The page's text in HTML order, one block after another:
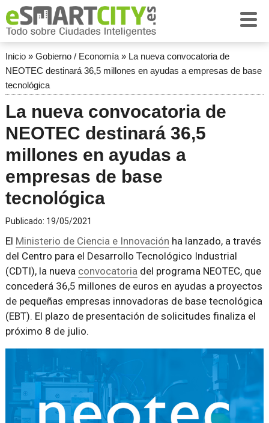
Inicio» Gobierno / Economía» La nueva convocatoria de
NEOTEC destinará 36,5 millones en ayudas a empresas de base
tecnológica
La nueva convocatoria de
NEOTEC destinará 36,5
millones en ayudas a
empresas de base
tecnológica
Publicado: 19/05/2021
El Ministerio de Ciencia e Innovación ha lanzado, a través
del Centro para el Desarrollo Tecnológico Industrial
(CDTI), la nueva convocatoriadel programa NEOTEC, que
concederá 36,5 millones de euros en ayudas a proyectos
de pequeñas empresas innovadoras de base tecnológica
(EBT). El plazo de presentación de solicitudes finaliza el
próximo 8 de julio.